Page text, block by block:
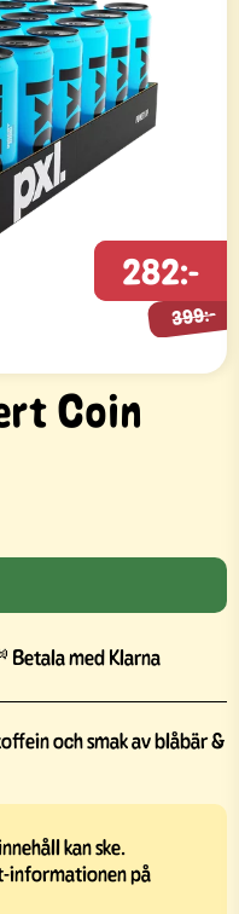
Coin
282:-
399:-
399:-
Betala med Klarna
och smak av blåbär &
kan ske.
informationen på